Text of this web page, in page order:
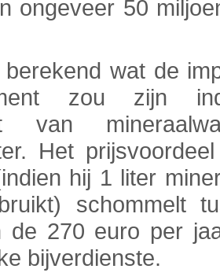
ongeveer 50
wat de
zou zijn
van
Het
hij 1 liter
schommelt
de 270 euro per
bijverdienste.